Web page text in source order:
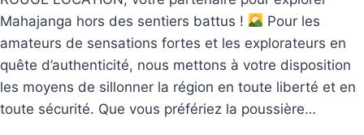
Mahajanga hors des sentiers battus !
Pour les
amateurs de sensations fortes et les explorateurs en
quête d’authenticité, nous mettons à votre disposition
les moyens de sillonner la région en toute liberté et en
toute sécurité. Que vous préfériez la poussière…